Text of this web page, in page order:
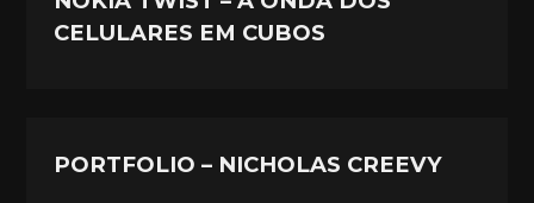
CELULARES EM CUBOS
PORTFOLIO – NICHOLAS CREEVY